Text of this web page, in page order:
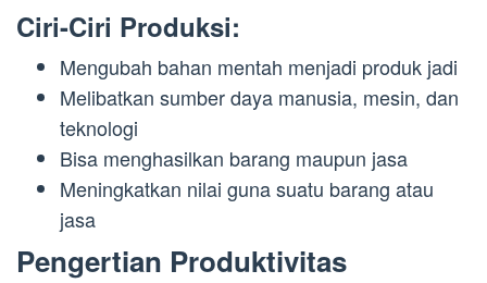
Ciri-Ciri Produksi:
Mengubah bahan mentah menjadi produk jadi
Melibatkan sumber daya manusia, mesin, dan
teknologi
Bisa menghasilkan barang maupun jasa
Meningkatkan nilai guna suatu barang atau
jasa
Pengertian Produktivitas